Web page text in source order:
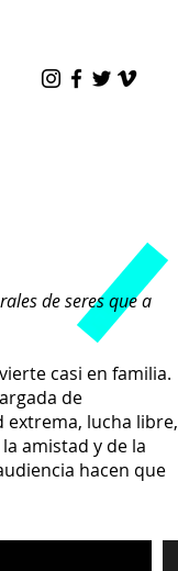
de seres que a
casi en familia.
de
extrema, lucha libre,
amistad y de la
hacen que